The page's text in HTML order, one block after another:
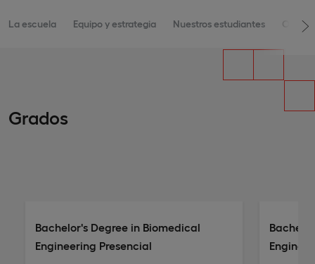
La escuela Equipo y estrategia Nuestros estudiantes
Grados
Bachelor's Degree in Biomedical
Engineering Presencial